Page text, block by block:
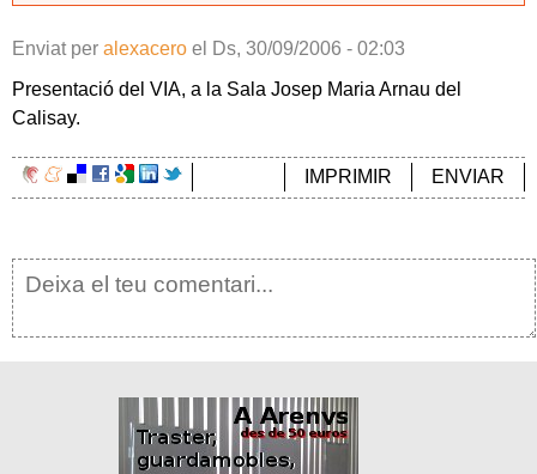
Enviat per alexacero el
Ds, 30/09/2006 - 02:03
Presentació del VIA, a la Sala Josep Maria Arnau del
Calisay.
ENVIAR
IMPRIMIR